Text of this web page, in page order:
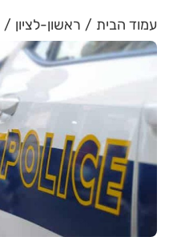
עמוד הבית ראשון-לציון